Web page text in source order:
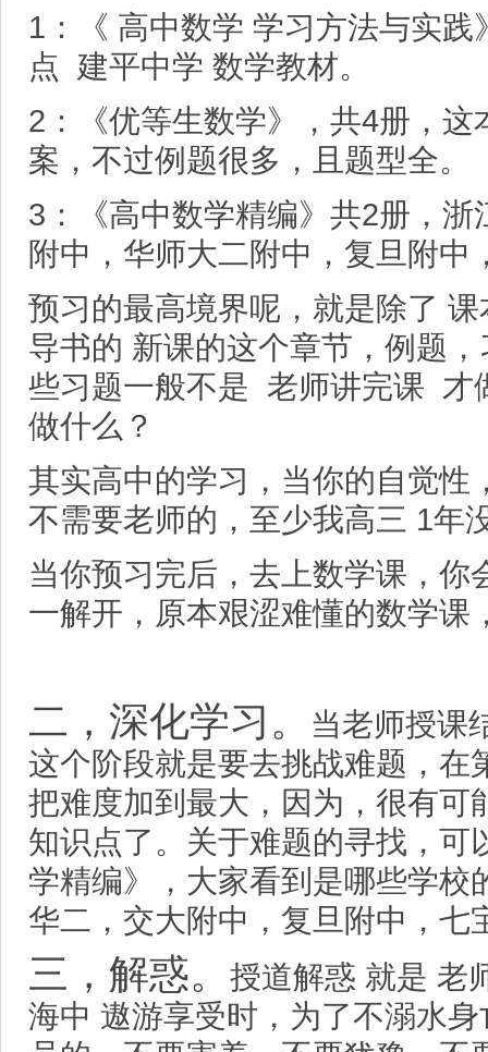
1：《 高中数学 学习方法与实
点 建平中学 数学教材。
2：《优等生数学》，共4册，
案，不过例题很多，且题型全。
3：《高中数学精编》共2册，
附中，华师大二附中，复旦附中
预习的最高境界呢，就是除了
导书的 新课的这个章节，例题
些习题一般不是 老师讲完课 才
做什么？
其实高中的学习，当你的自觉性
不需要老师的，至少我高三 1年
当你预习完后，去上数学课，
一解开，原本艰涩难懂的数学课
二，深化学习。
当老师授课
这个阶段就是要去挑战难题，在
把难度加到最大，因为，很有可
知识点了。关于难题的寻找，
学精编》，大家看到是哪些学
华二，交大附中，复旦附中，七
三，解惑。
授道解惑 就是 老
海中 遨游享受时，为了不溺水